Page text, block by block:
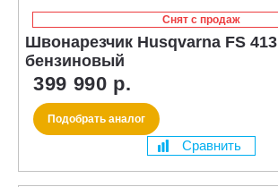
Снят с продаж
Швонарезчик Husqvarna FS 413
бензиновый
399 990 р.
Подобрать аналог
Сравнить